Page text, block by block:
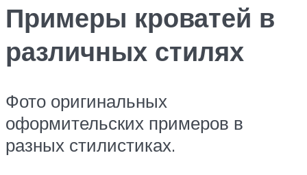
Примеры кроватей в
различных стилях
Фото оригинальных
оформительских примеров в
разных стилистиках.